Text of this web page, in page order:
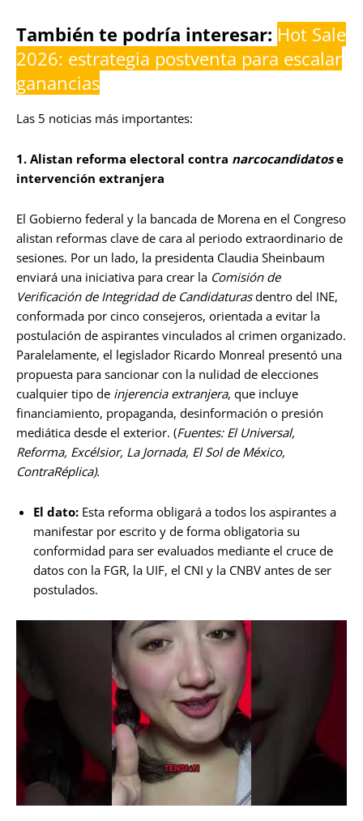
También te podría interesar: Hot Sale
2026: estrategia postventa para escalar
ganancias
Las 5 noticias más importantes:
1. Alistan reforma electoral contra narcocandidatose
intervención extranjera
El Gobierno federal y la bancada de Morena en el Congreso
alistan reformas clave de cara al periodo extraordinario de
sesiones. Por un lado, la presidenta Claudia Sheinbaum
enviará una iniciativa para crear la Comisión de
Verificación de Integridad de Candidaturasdentro del INE,
conformada por cinco consejeros, orientada a evitar la
postulación de aspirantes vinculados al crimen organizado.
Paralelamente, el legislador Ricardo Monreal presentó una
propuesta para sancionar con la nulidad de elecciones
cualquier tipo de injerencia extranjera, que incluye
financiamiento, propaganda, desinformación o presión
mediática desde el exterior. (Fuentes: El Universal,
Reforma, Excélsior, La Jornada, El Sol de México,
ContraRéplica).
El dato: Esta reforma obligará a todos los aspirantes a
manifestar por escrito y de forma obligatoria su
conformidad para ser evaluados mediante el cruce de
datos con la FGR, la UIF, el CNI y la CNBV antes de ser
postulados.